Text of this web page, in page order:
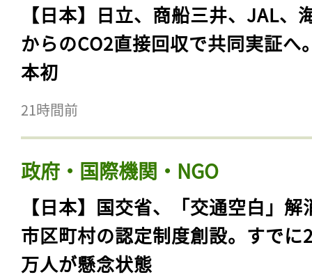
【日本】日立、商船三井、JAL、
からのCO2直接回収で共同実証へ
本初
21時間前
政府・国際機関・NGO
【日本】国交省、「交通空白」解
市区町村の認定制度創設。すでに
万人が懸念状態